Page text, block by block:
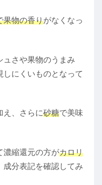
果物の香りがなくなっ
ュさや果物のうまみ
にくいものとなって
え、さらに砂糖で美味
濃縮還元の方がカロリ
成分表記を確認してみ